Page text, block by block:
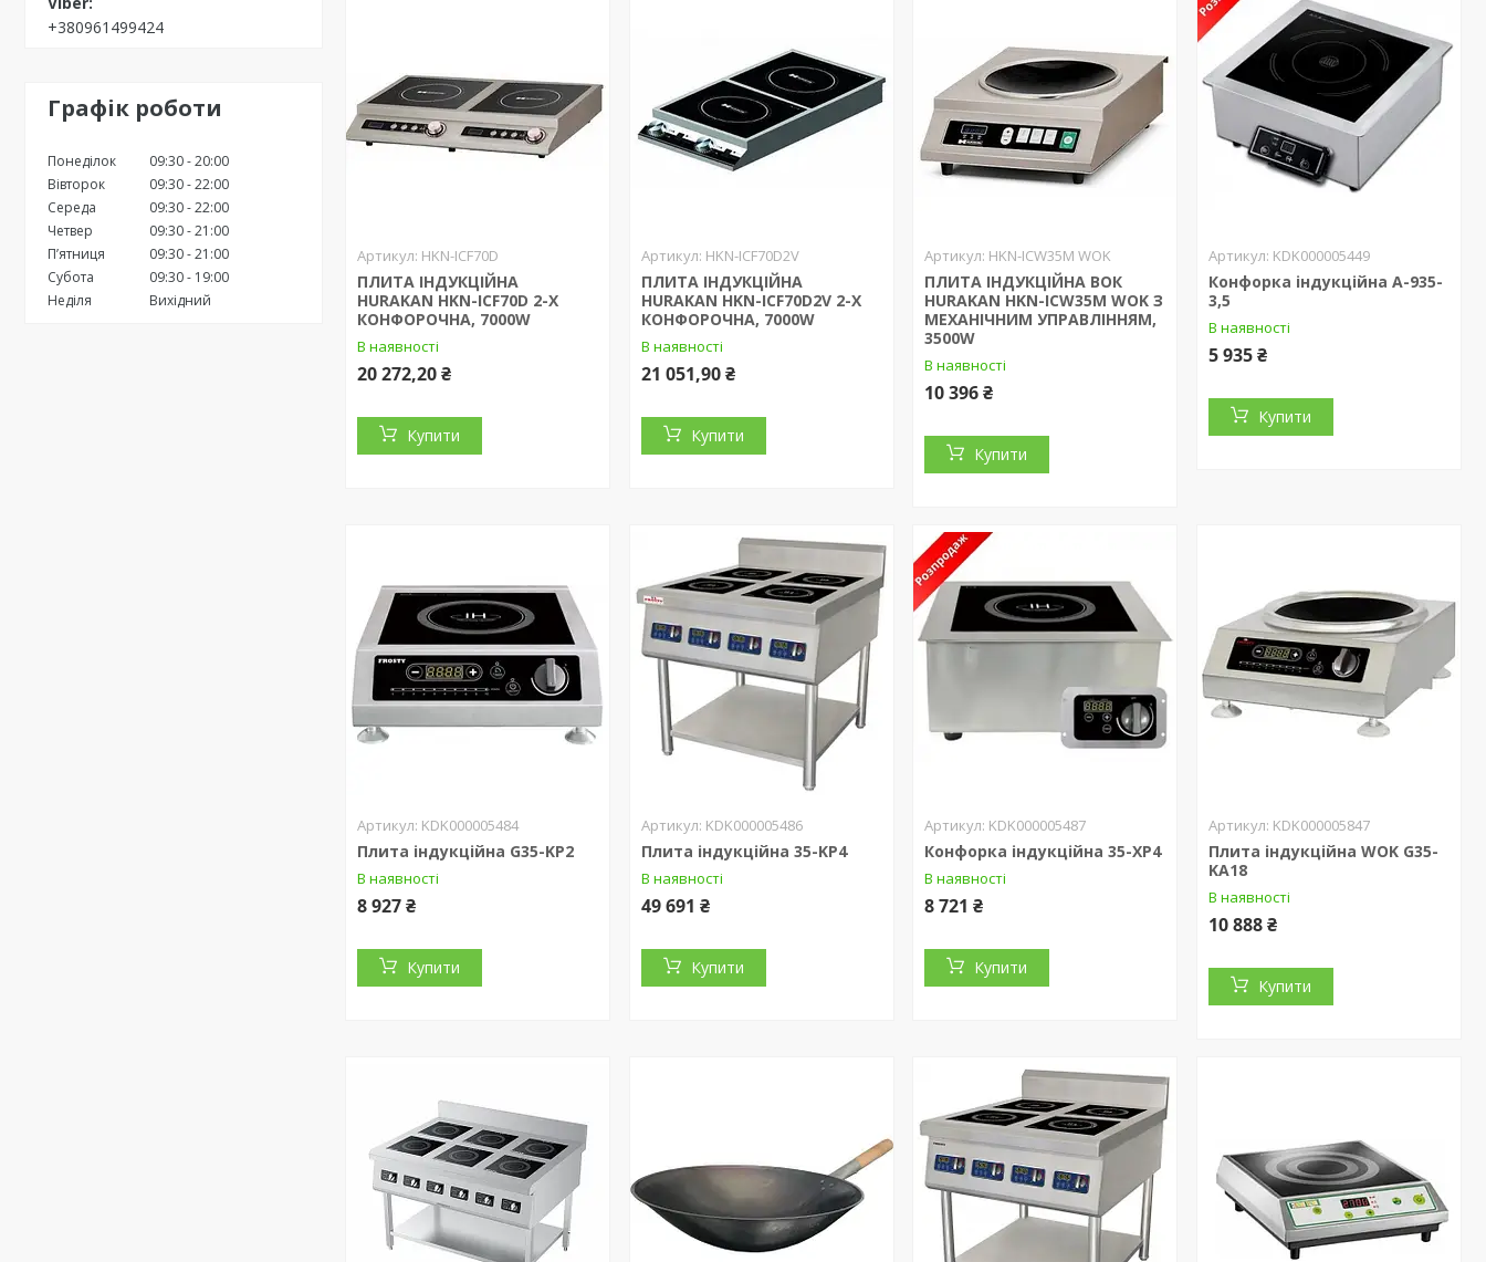
+380961499424
Графік роботи
Понеділок 09:30 20:00
Вівторок
09:30 22:00
Середа
09:30 22:00
Четвер
09:30 21:00
Пʼятниця
09:30 21:00
Субота
09:30
19:00
Неділя
Вихідний
HKN-ICF70D
ПЛИТА ІНДУКЦІЙНА
HURAKAN HKN-ICF70D 2-Х
КОНФОРОЧНА, 7000W
В наявності
20 272,20 ₴
Купити
HKN-ICF70D2V
ПЛИТА ІНДУКЦІЙНА
HURAKAN HKN-ICF70D2V 2-Х
КОНФОРОЧНА, 7000W
В наявності
21 051,90 ₴
Купити
HKN-ICW35M WOK
ПЛИТА ІНДУКЦІЙНА ВОК
HURAKAN HKN-ICW35M WOK З
МЕХАНІЧНИМ УПРАВЛІННЯМ,
3500W
В наявності
10 396 ₴
Купити
KDK000005449
Конфорка індукційна A-935-
3,5
В наявності
5 935 ₴
Купити
KDK000005484
Плита індукційна G35-KP2
В наявності
8 927 ₴
Купити
KDK000005486
Плита індукційна 35-KP4
В наявності
49 691 ₴
Купити
KDK000005487
Конфорка індукційна 35-XP4
В наявності
8 721 ₴
Купити
KDK000005847
Плита індукційна WOK G35-
KA18
В наявності
10 888 ₴
Купити